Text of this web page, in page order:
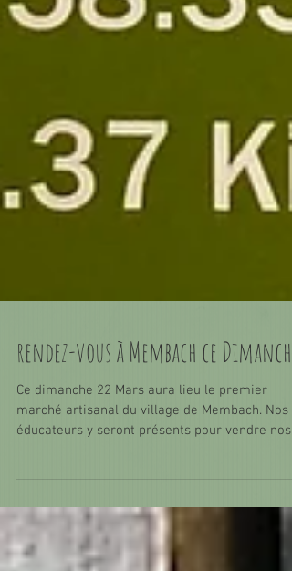
rendez-vous à Membach ce Dimanche!
Ce dimanche 22 Mars aura lieu le premier
éducateurs y seront présents pour vendre nos
Nos œuvres en céramique et en papier-mâché
seront parfaites pour compléter votre
décoration printanière... Vous pourrez